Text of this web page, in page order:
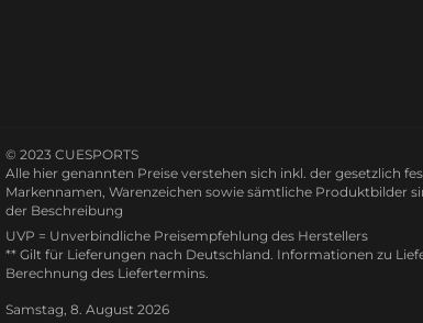
© 2023 CUESPORTS
Alle hier genannten Preise verstehen sich inkl. der gesetzlich
Markennamen, Warenzeichen sowie sämtliche
der Beschreibung
UVP = Unverbindliche Preisempfehlung des Herstellers
** Gilt für Lieferungen nach Deutschland. Informationen zu
Berechnung des Liefertermins.
Samstag, 8. August 2026